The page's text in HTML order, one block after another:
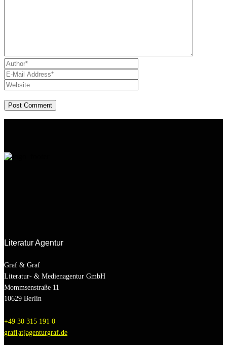
LiteraturAgentur
Graf & Graf
Literatur- & Medienagentur GmbH
Mommsenstraße 11
10629 Berlin
+49 30 315 191 0
graf[at]agenturgraf.de